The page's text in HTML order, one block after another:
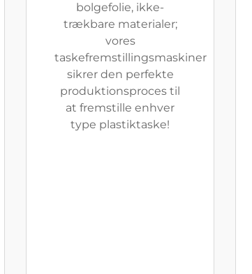
bolgefolie, ikke-
trækbare materialer;
vores
taskefremstillingsmaskiner
sikrer den perfekte
produktionsproces til
at fremstille enhver
type plastiktaske!